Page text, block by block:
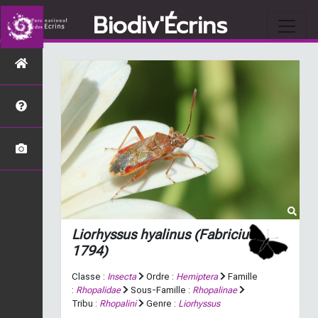
Biodiv'Écrins
Liorhyssus hyalinus(Fabricius,
1794)
Classe : Insecta Ordre : Hemiptera
Famille
: Rhopalidae Sous-Famille : Rhopalinae
Tribu : Rhopalini Genre : Liorhyssus